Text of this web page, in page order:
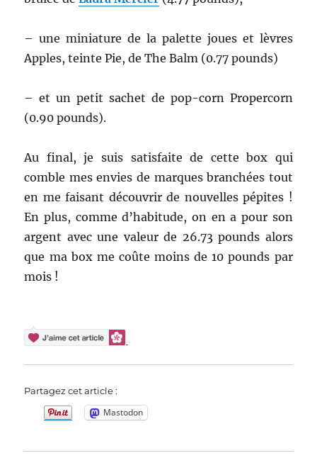
– une miniature de la palette joues et lèvres
Apples, teinte Pie, de The Balm (0.77 pounds)
– et un petit sachet de pop-corn Propercorn
(0.90 pounds).
Au final, je suis satisfaite de cette box qui
comble mes envies de marques branchées tout
en me faisant découvrir de nouvelles pépites !
En plus, comme d’habitude, on en a pour son
argent avec une valeur de 26.73 pounds alors
que ma box me coûte moins de 10 pounds par
mois !
Partagez cet article :
Mastodon